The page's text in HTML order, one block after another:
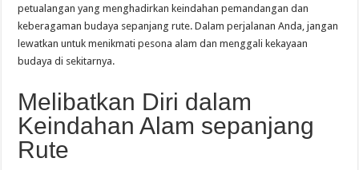
petualangan yang menghadirkan keindahan pemandangan dan
keberagaman budaya sepanjang rute. Dalam perjalanan Anda, jangan
lewatkan untuk menikmati pesona alam dan menggali kekayaan
budaya di sekitarnya.
Melibatkan Diri dalam
Keindahan Alam sepanjang
Rute